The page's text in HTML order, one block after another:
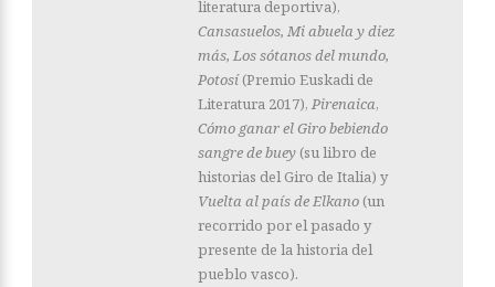
literatura deportiva),
Cansasuelos, Mi abuela y diez
más, Los sótanos del mundo,
Potosí(Premio Euskadi de
Literatura 2017), Pirenaica,
Cómo ganar el Giro bebiendo
sangre de buey (su libro de
historias del Giro de Italia) y
Vuelta al país de Elkano (un
recorrido por el pasado y
presente de la historia del
pueblo vasco).